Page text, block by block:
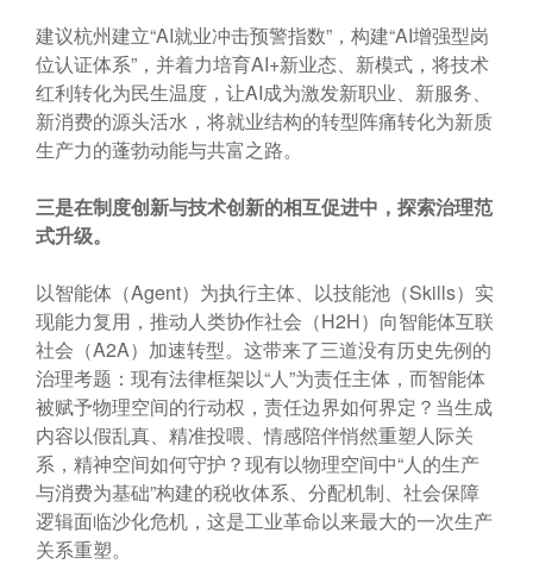
建议杭州建立“AI就业冲击预警指数”，构建“AI增强型岗
位认证体系”，并着力培育AI+新业态、新模式，将技术
红利转化为民生温度，让AI成为激发新职业、新服务、
新消费的源头活水，将就业结构的转型阵痛转化为新质
生产力的蓬勃动能与共富之路。
三是在制度创新与技术创新的相互促进中，探索治理范
式升级。
以智能体（Agent）为执行主体、以技能池（Skills）实
现能力复用，推动人类协作社会（H2H）向智能体互联
社会（A2A）加速转型。这带来了三道没有历史先例的
治理考题：现有法律框架以“人”为责任主体，而智能体
被赋予物理空间的行动权，责任边界如何界定？当生成
内容以假乱真、精准投喂、情感陪伴悄然重塑人际关
系，精神空间如何守护？现有以物理空间中“人的生产
与消费为基础”构建的税收体系、分配机制、社会保障
逻辑面临沙化危机，这是工业革命以来最大的一次生产
关系重塑。